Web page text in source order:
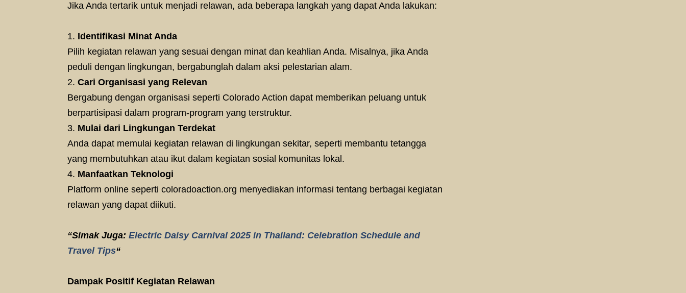
Jika Anda tertarik untuk menjadi relawan, ada beberapa langkah yang dapat Anda lakukan:
Identifikasi Minat Anda
Pilih kegiatan relawan yang sesuai dengan minat dan keahlian Anda. Misalnya, jika Anda
peduli dengan lingkungan, bergabunglah dalam aksi pelestarian alam.
Cari Organisasi yang Relevan
Bergabung dengan organisasi seperti Colorado Action dapat memberikan peluang untuk
berpartisipasi dalam program-program yang terstruktur.
Mulai dari Lingkungan Terdekat
Anda dapat memulai kegiatan relawan di lingkungan sekitar, seperti membantu tetangga
yang membutuhkan atau ikut dalam kegiatan sosial komunitas lokal.
Manfaatkan Teknologi
Platform online seperti coloradoaction.org menyediakan informasi tentang berbagai kegiatan
relawan yang dapat diikuti.
“Simak Juga: Electric Daisy Carnival 2025 in Thailand: Celebration Schedule and
Travel Tips“
Dampak Positif Kegiatan Relawan